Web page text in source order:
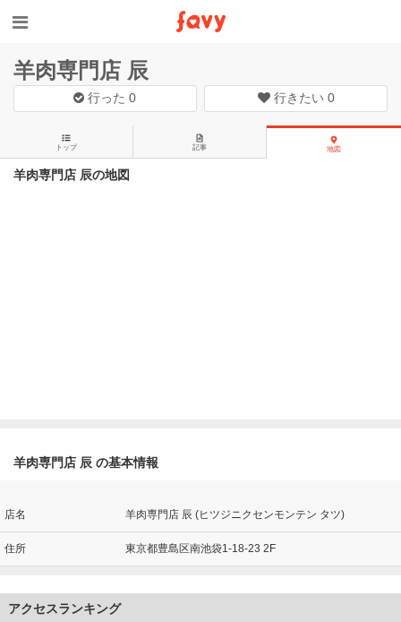
羊肉専門店 辰
行った0 行きたい 0
トップ 記事 地図
羊肉専門店 辰の地図
羊肉専門店 辰 の基本情報
店名 羊肉専門店 辰 (ヒツジニクセンモンテン タツ)
住所 東京都豊島区南池袋1-18-23 2F
アクセスランキング